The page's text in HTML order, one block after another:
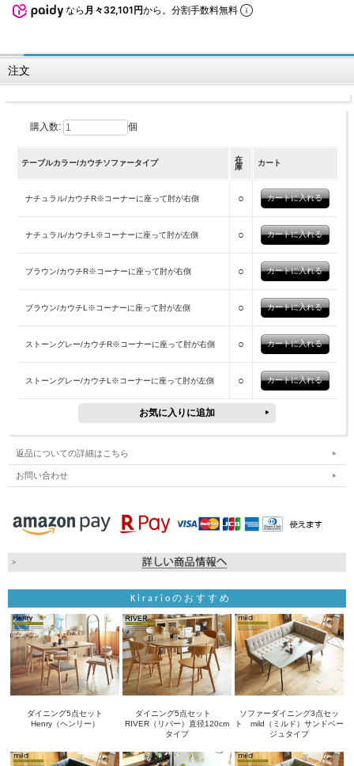
なら 月々32,101円から。分割手数料無料
注文
購入数: 個
テーブルカラー/カウチソファータイプ
在
庫
カート
ナチュラル/カウチR※コーナーに座って肘が右側 ○
ナチュラル/カウチL※コーナーに座って肘が左側 ○
ブラウン/カウチR※コーナーに座って肘が右側 ○
ブラウン/カウチL※コーナーに座って肘が左側 ○
ストーングレー/カウチR※コーナーに座って肘が右側 ○
ストーングレー/カウチL※コーナーに座って肘が左側 ○
返品についての詳細はこちら
お問い合わせ
Kirarioのおすすめ
ダイニング5点セット
Henry（ヘンリー）
ダイニング5点セット
RIVER（リバー）直径120cm
タイプ
ソファーダイニング3点セッ
ト mild（ミルド）サンドベー
ジュタイプ